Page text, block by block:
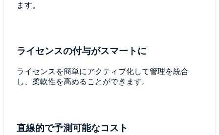
ます。
ライセンスの付与がスマートに
ライセンスを簡単にアクティブ化して管理を統合
し、柔軟性を高めることができます。
直線的で予測可能なコスト